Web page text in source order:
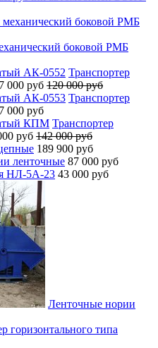
боковой РМБ
Транспортер
000 руб 120 000 руб
Транспортер
000 руб
Транспортер
руб 142 000 руб
189 900 руб
ленточные 87 000 руб
НЛ-5А-23 43 000 руб
Ленточные нории